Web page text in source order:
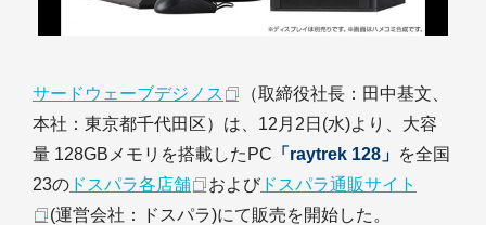
サードウェーブデジノス
（取締役社長：田中基文、
本社：東京都千代田区）は、12月2日(水)より、大容
量 128GBメモリを搭載したPC 「raytrek 128」 を全国
23の ドスパラ各店舗 およびドスパラ通販サイト
(運営会社：ドスパラ)にて販売を開始した。